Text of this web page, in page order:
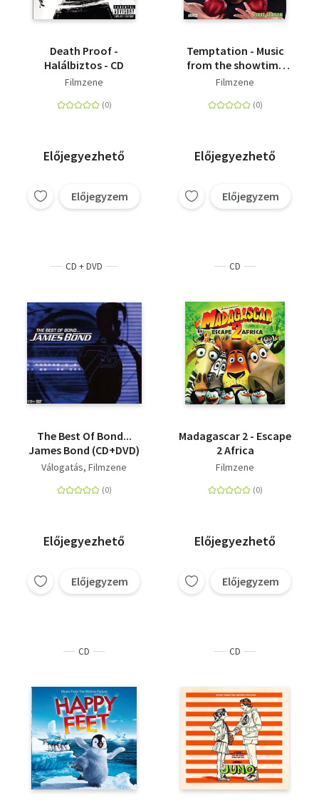
Death Proof -
Halálbiztos - CD
Filmzene
Előjegyezhető
Előjegyzem
Temptation - Music
from the showtime
series Californication -
Filmzene
Előjegyezhető
Előjegyzem
CD + DVD
The Best Of Bond...
James Bond (CD+DVD)
Válogatás Filmzene
Előjegyezhető
Előjegyzem
CD
Madagascar 2 - Escape
2 Africa
Filmzene
Előjegyezhető
Előjegyzem
CD CD